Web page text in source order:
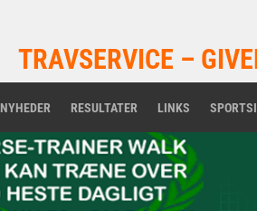
TRAVSERVICE –
NYHEDER RESULTATER LINKS